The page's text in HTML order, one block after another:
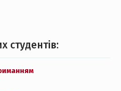
студентів: